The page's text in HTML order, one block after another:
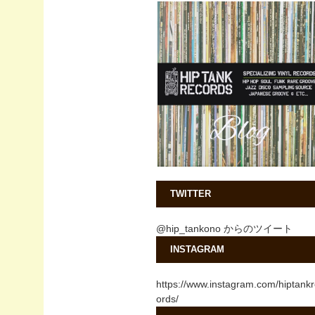
TWITTER
@hip_tankono からのツイート
INSTAGRAM
https://www.instagram.com/
ords/